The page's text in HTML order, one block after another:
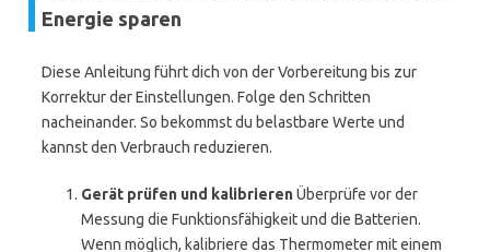
Energie sparen
Diese Anleitung führt dich von der Vorbereitung bis zur
Korrektur der Einstellungen. Folge den Schritten
nacheinander. So bekommst du belastbare Werte und
kannst den Verbrauch reduzieren.
Gerät prüfen und kalibrierenÜberprüfe vor der
Messung die Funktionsfähigkeit und die Batterien.
Wenn möglich, kalibriere das Thermometer mit einem